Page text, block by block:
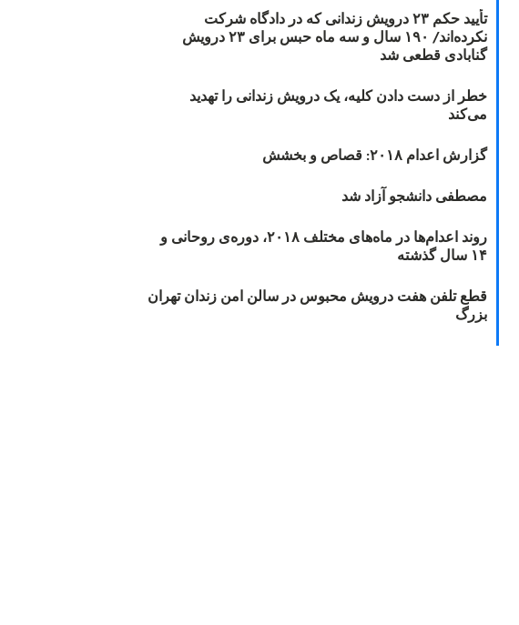
تأیید حکم ۲۳ درویش زندانی که در دادگاه شرکت
نکرده‌اند/ ۱۹۰ سال و سه ماه حبس برای ۲۳ درویش
گنابادی قطعی شد
خطر از دست دادن کلیه، یک درویش زندانی را تهدید
می‌کند
گزارش اعدام ۲۰۱۸: قصاص و بخشش
مصطفی دانشجو آزاد شد
روند اعدام‌ها در ماه‌های مختلف ۲۰۱۸، دوره‌ی روحانی و
۱۴ سال گذشته
قطع تلفن هفت درویش محبوس در سالن امن زندان تهران
بزرگ